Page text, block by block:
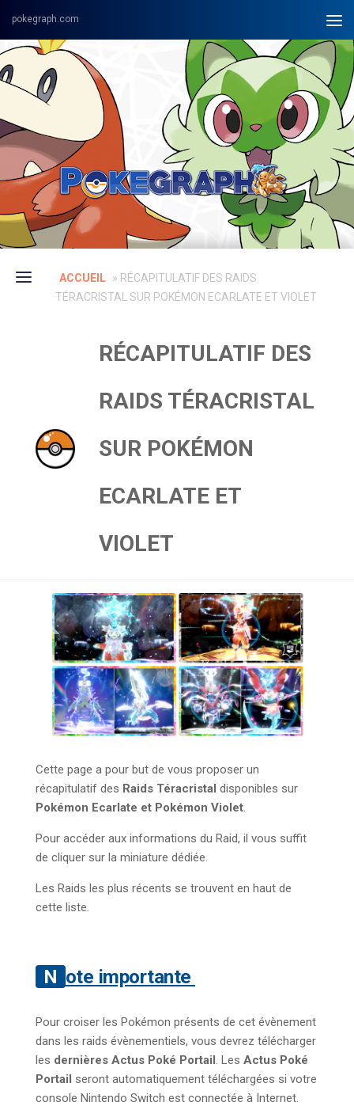
Skip to content
ACCUEIL » RÉCAPITULATIF DES RAIDS
TÉRACRISTAL SUR POKÉMON ECARLATE ET VIOLET
RÉCAPITULATIF DES
RAIDS TÉRACRISTAL
SUR POKÉMON
ECARLATE ET
VIOLET
Cette page a pour but de vous proposer un
récapitulatif des Raids Téracristal disponibles sur
Pokémon Ecarlate et Pokémon Violet.
Pour accéder aux informations du Raid, il vous suffit
de cliquer sur la miniature dédiée.
Les Raids les plus récents se trouvent en haut de
cette liste.
Note importante
Pour croiser les Pokémon présents de cet évènement
dans les raids évènementiels, vous devrez télécharger
les dernières Actus Poké Portail. Les Actus Poké
Portail seront automatiquement téléchargées si votre
console Nintendo Switch est connectée à Internet.